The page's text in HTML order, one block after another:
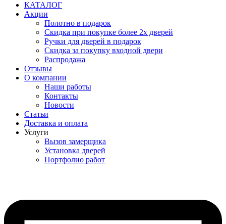
КАТАЛОГ
Акции
Полотно в подарок
Скидка при покупке более 2х дверей
Ручки для дверей в подарок
Скидка за покупку входной двери
Распродажа
Отзывы
О компании
Наши работы
Контакты
Новости
Статьи
Доставка и оплата
Услуги
Вызов замерщика
Установка дверей
Портфолио работ